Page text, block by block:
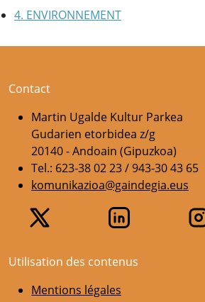
4. ENVIRONNEMENT
Contact
Martin Ugalde Kultur Parkea
Gudarien etorbidea z/g
20140 - Andoain (Gipuzkoa)
Tel.: 623-38 02 23 / 943-30 43 65
komunikazioa@gaindegia.eus
Utilisation des contenus
Mentions légales